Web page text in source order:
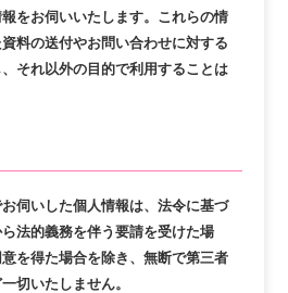
をお伺いいたします。これらの情
料の送付やお問い合わせに対する
それ以外の目的で利用することは
伺いした個人情報は、法令に基づ
法的義務を伴う要請を受けた場
を得た場合を除き、無断で第三者
切いたしません。